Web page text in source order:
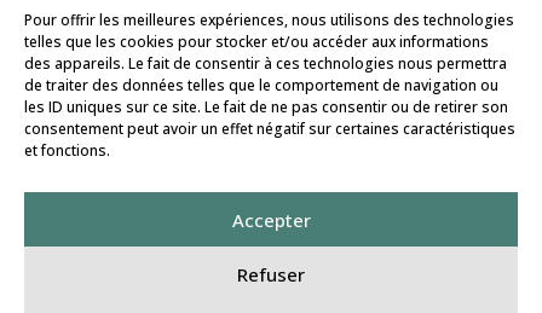
Pour offrir les meilleures expériences, nous utilisons des technologies
telles que les cookies pour stocker et/ou accéder aux informations
des appareils. Le fait de consentir à ces technologies nous permettra
de traiter des données telles que le comportement de navigation ou
les ID uniques sur ce site. Le fait de ne pas consentir ou de retirer son
consentement peut avoir un effet négatif sur certaines caractéristiques
et fonctions.
Accepter
Refuser
nous pour partager et échanger sur notrepage
facebook.
Conception ISF Communication
À la une
Culture des prairies